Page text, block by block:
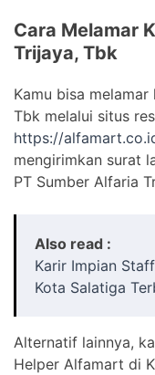
Cara Melamar
Trijaya, Tbk
Kamu bisa
Tbk melalui situs
https://
mengirimkan surat
PT Sumber Alfaria
Also read :
Karir Impian
Kota Salatiga
Alternatif lainnya,
Helper Alfamart di